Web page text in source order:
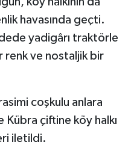
havasında geçti.
yadigârı traktörle
renk ve nostaljik bir
coşkulu anlara
çiftine köy halkı
iletildi.